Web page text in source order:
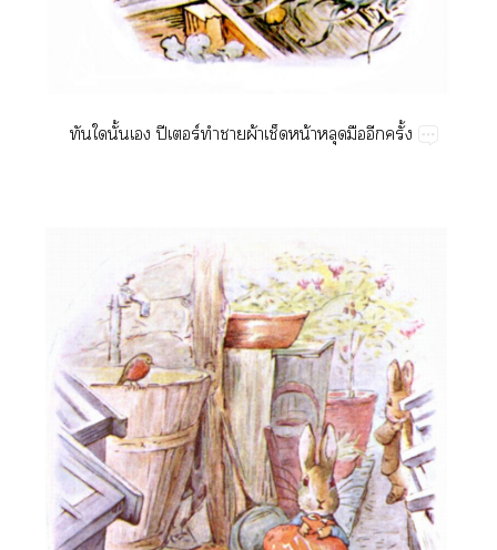
​​ั้​​ปี​ร์​​​ผ้​​น้​​​​ั้